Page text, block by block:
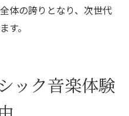
体の誇りとなり、次世代
す。
ック音楽体験